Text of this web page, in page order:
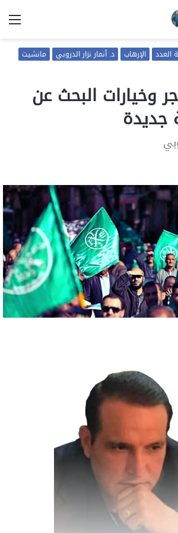
العدد الإرهاب د. أنمار نزار الدروبي
مانشيت
وخيارات البحث عن
جديدة